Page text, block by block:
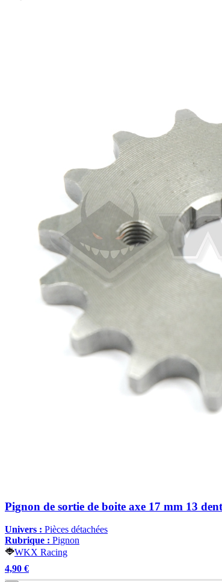
Pignon de sortie de boite axe 17 mm 13
Univers : Pièces détachées
Rubrique : Pignon
WKX Racing
4,90 €